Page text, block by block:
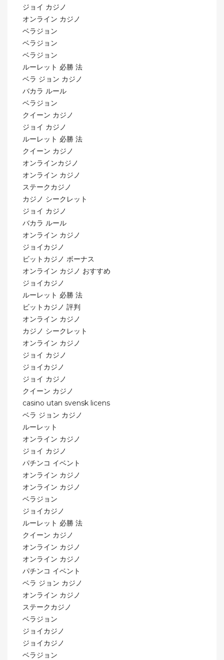
ジョイ カジノ
オンライン カジノ
ベラジョン
ベラジョン
ベラジョン
ルーレット 必勝 法
ベラ ジョン カジノ
バカラ ルール
ベラジョン
クイーン カジノ
ジョイ カジノ
ルーレット 必勝 法
クイーン カジノ
オンラインカジノ
オンライン カジノ
ステークカジノ
カジノ シークレット
ジョイ カジノ
バカラ ルール
オンライン カジノ
ジョイカジノ
ビットカジノ ボーナス
オンライン カジノ おすすめ
ジョイカジノ
ルーレット 必勝 法
ビットカジノ 評判
オンライン カジノ
カジノ シークレット
オンライン カジノ
ジョイ カジノ
ジョイカジノ
ジョイ カジノ
クイーン カジノ
casino utan svensk licens
ベラ ジョン カジノ
ルーレット
オンライン カジノ
ジョイ カジノ
パチンコ イベント
オンライン カジノ
オンライン カジノ
ベラジョン
ジョイカジノ
ルーレット 必勝 法
クイーン カジノ
オンライン カジノ
オンライン カジノ
パチンコ イベント
ベラ ジョン カジノ
オンライン カジノ
ステークカジノ
ベラジョン
ジョイカジノ
ジョイカジノ
ベラジョン